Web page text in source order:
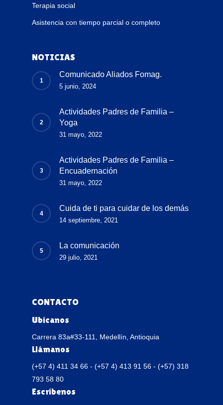
Terapia social
Asistencia con tiempo parcial o completo
NOTICIAS
Comunicado Aliados Fomag.
5 junio, 2024
Actividades Padres de Familia –
Yoga
31 mayo, 2022
Actividades Padres de Familia –
Encuadernación
31 mayo, 2022
Cuida de ti para cuidar de los demás
14 septiembre, 2021
La comunicación
29 julio, 2021
CONTACTO
Ubícanos
Carrera 83a#33-111, Medellín, Antioquia
Llámanos
(+57 4) 411 34 66 - (+57 4) 413 91 56 - (+57) 318
793 58 80
Escríbenos